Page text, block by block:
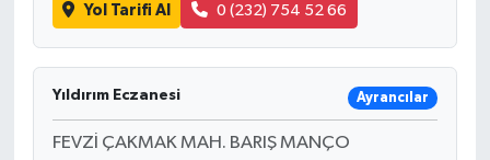
Yol Tarifi Al 0 (232) 754 52 66
Yıldırım Eczanesi Ayrancılar
FEVZİ ÇAKMAK MAH. BARIŞ MANÇO